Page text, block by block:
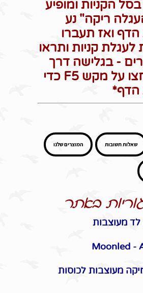
הקניות ומופיע
ריקה" נע
הדף ואז תעברו
לעגלת קניות ותראו
- בגלישה דרך
מחשב לחצו על מקש F5 כדי
הדף*
שאלות תשובות המוצרים שלנו
באתר
לד מעוצבות
מעוצבות לכוסות